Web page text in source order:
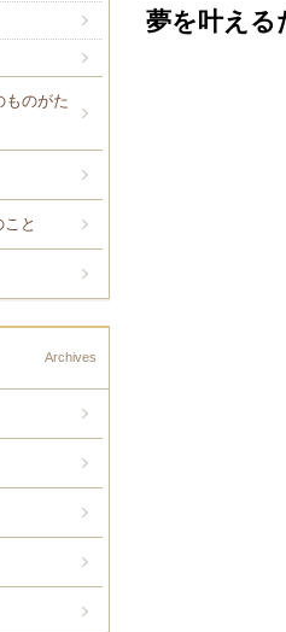
ものがた
と
Archives
夢を叶える
脳を刺